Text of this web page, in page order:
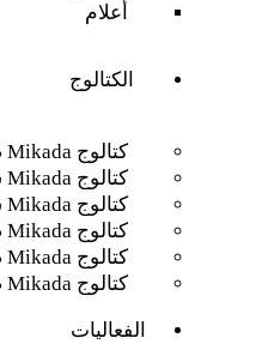
أعلام
الكتالوج
كتالوج Mikada صيف 2025
كتالوج Mikada شتاء 2025
كتالوج Mikada شتاء 2024
كتالوج Mikada صيف 2024
كتالوج Mikada صيف 2023
كتالوج Mikada صيف 2022
الفعاليات